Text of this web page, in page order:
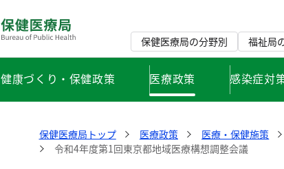
保健医療局の分野別 福祉局
健康づくり・保健政策 医療政策 感染症対
保健医療局トップ 医療政策 医療・保健施策
令和4年度第1回東京都地域医療構想調整会議